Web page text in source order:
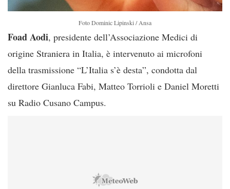
Foto Dominic Lipinski / Ansa
Foad Aodi, presidente dell’Associazione Medici di
origine Straniera in Italia, è intervenuto ai microfoni
della trasmissione “L’Italia s’è desta”, condotta dal
direttore Gianluca Fabi, Matteo Torrioli e Daniel Moretti
su Radio Cusano Campus.